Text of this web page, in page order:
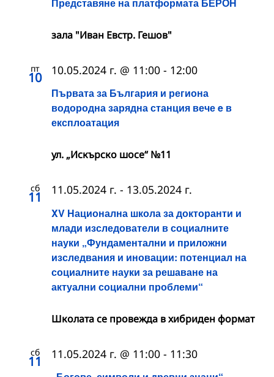
Представяне на платформата БЕРОН
зала "Иван Евстр. Гешов"
пт
10
Първата за България и региона
водородна зарядна станция вече e в
експлоатация
10.05.2024 г. @ 11:00 - 12:00
ул. „Искърско шосе“ №11
сб
11
XV Национална школа за докторанти и
млади изследователи в социалните
науки „Фундаментални и приложни
изследвания и иновации: потенциал на
социалните науки за решаване на
актуални социални проблеми“
11.05.2024 г. - 13.05.2024 г.
Школата се провежда в хибриден формат
сб
11 11.05.2024 г. @ 11:00 - 11:30